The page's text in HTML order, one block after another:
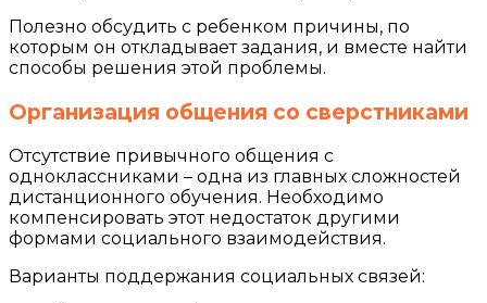
Полезно обсудить с ребенком причины, по
которым он откладывает задания, и вместе найти
способы решения этой проблемы.
Организация общения со сверстниками
Отсутствие привычного общения с
одноклассниками – одна из главных сложностей
дистанционного обучения. Необходимо
компенсировать этот недостаток другими
формами социального взаимодействия.
Варианты поддержания социальных связей: